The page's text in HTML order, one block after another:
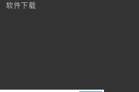
软件下载